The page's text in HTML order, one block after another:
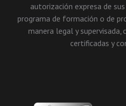
autorización expresa de
programa de formación o de
manera legal y supervisada,
certificadas y